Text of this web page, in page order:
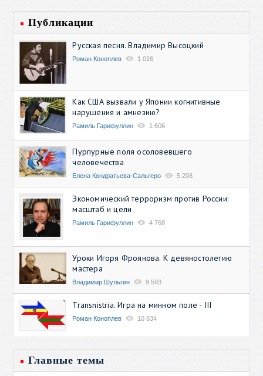
Публикации
Русская песня. Владимир Высоцкий
Роман Коноплев 1 026
Как США вызвали у Японии когнитивные
нарушения и амнезию?
Рамиль Гарифуллин 1 606
Пурпурные поля осоловевшего
человечества
Елена Кондратьева-Сальгеро 5 208
Экономический терроризм против России:
масштаб и цели
Рамиль Гарифуллин 4 768
Уроки Игоря Фроянова. К девяностолетию
мастера
Владимир Шульгин 9 593
Transnistria. Игра на минном поле - III
Роман Коноплев 10 834
Главные темы